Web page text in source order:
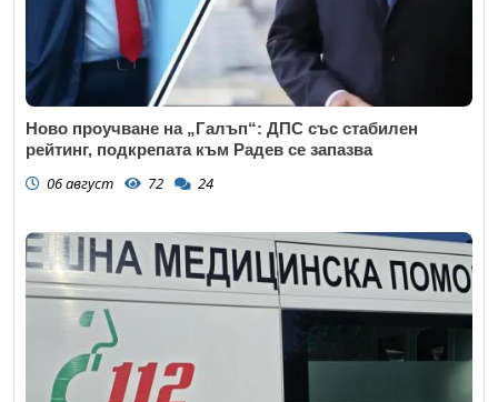
Ново проучване на „Галъп“: ДПС със стабилен
рейтинг, подкрепата към Радев се запазва
06 август 72 24